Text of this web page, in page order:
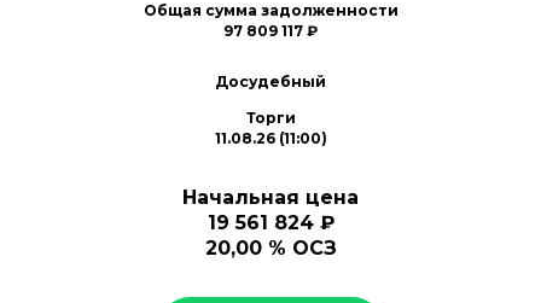
Общая сумма задолженности
97 809 117 ₽
Досудебный
Торги
11.08.26 (11:00)
Начальная цена
19 561 824 ₽
20,00 % ОСЗ